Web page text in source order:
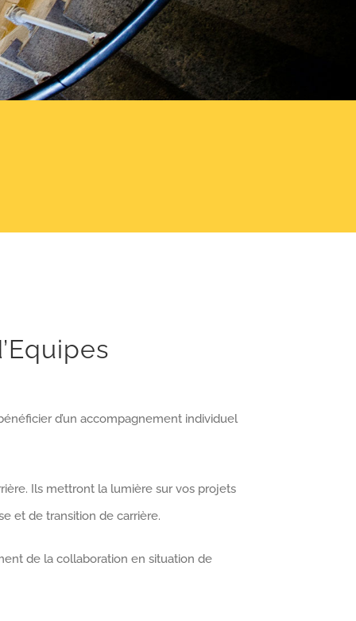
d’un accompagnement individuel
Ils mettront la lumière sur vos projets
et de transition de carrière.
de la collaboration en situation de